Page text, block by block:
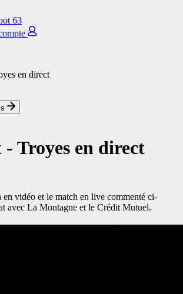
en direct
Troyes en direct
en vidéo et le match en live commenté ci-
avec La Montagne et le Crédit Mutuel.